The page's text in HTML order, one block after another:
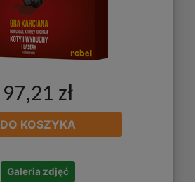
97,21 zł
DO KOSZYKA
Galeria zdjęć